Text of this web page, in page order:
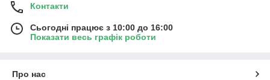
Контакти
Сьогодні працює з 10:00 до 16:00
Показати весь графік роботи
Про нас